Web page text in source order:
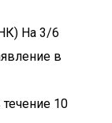
На 3/6
в
10